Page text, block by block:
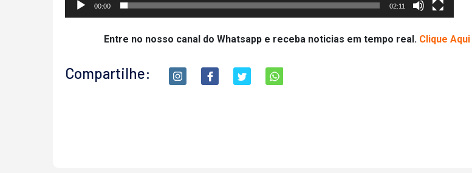
00:00 02:11
Entre no nosso canal do Whatsapp e receba noticias em tempo real. Clique Aqui
Compartilhe: